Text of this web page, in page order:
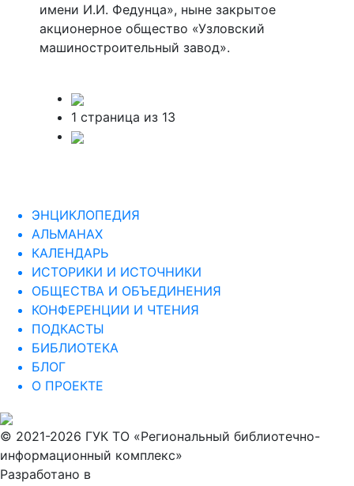
имени И.И. Федунца», ныне закрытое
акционерное общество «Узловский
машиностроительный завод».
1 страница из 13
ЭНЦИКЛОПЕДИЯ
АЛЬМАНАХ
КАЛЕНДАРЬ
ИСТОРИКИ И ИСТОЧНИКИ
ОБЩЕСТВА И ОБЪЕДИНЕНИЯ
КОНФЕРЕНЦИИ И ЧТЕНИЯ
ПОДКАСТЫ
БИБЛИОТЕКА
БЛОГ
О ПРОЕКТЕ
© 2021-2026 ГУК ТО «Региональный библиотечно-
информационный комплекс»
Разработано в